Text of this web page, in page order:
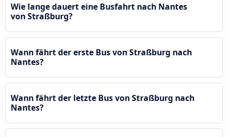
Wie lange dauert eine Busfahrt nach Nantes
von Straßburg?
Wann fährt der erste Bus von Straßburg nach
Nantes?
Wann fährt der letzte Bus von Straßburg nach
Nantes?